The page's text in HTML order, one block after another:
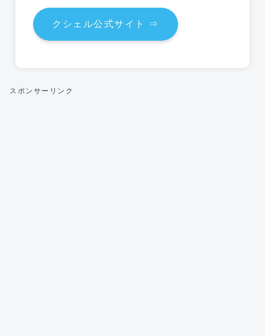
クシェル公式サイト ⇒
スポンサーリンク